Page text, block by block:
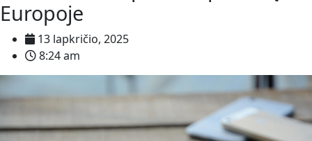
Europoje
13 lapkričio, 2025
8:24 am